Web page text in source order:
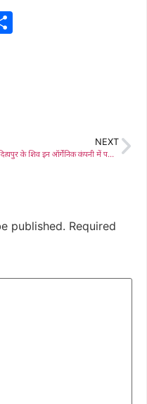
NEXT
आदित्यपुर के शिव इन ऑर्गेनिक कंपनी में पकड़ाए चोर ने की आत्महत्या, कंपनी कर्मचारियों ने बनाया था बंधक
published. Required